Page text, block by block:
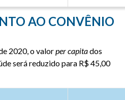
AO CONVÊNIO
2020, o valorper capitados
será reduzido para R$ 45,00